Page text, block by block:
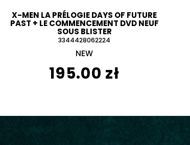
X-MEN LA PRÉLOGIE DAYS OF FUTURE
PAST + LE COMMENCEMENT DVD NEUF
SOUS BLISTER
3344428062224
NEW
195.00 zł